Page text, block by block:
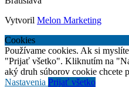
Vytvoril Melon Marketing
Cookies
Používame cookies. Ak si
"Prijať všetko". Kliknutím na
aký druh súborov cookie chcete
Nastavenia Prijať všetko